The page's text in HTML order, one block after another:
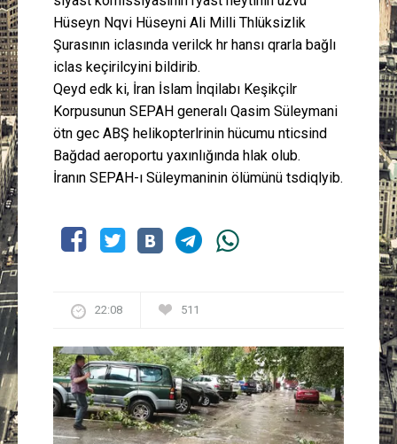
Hüseyn Nәqәvi Hüseyni Ali Milli Tәhlükәsizlik
Şurasının iclasında verilәcәk hәr hansı qәrarla bağlı
iclas keçirilәcәyini bildirib.
Qeyd edәk ki, İran İslam İnqilabı Keşikçilәr
Korpusunun SEPAH generalı Qasim Süleymani
ötәn gecә ABŞ helikopterlәrinin hücumu nәticәsindә
Bağdad aeroportu yaxınlığında hәlak olub.
İranın SEPAH-ı Süleymaninin ölümünü tәsdiqlәyib.
22:08 511